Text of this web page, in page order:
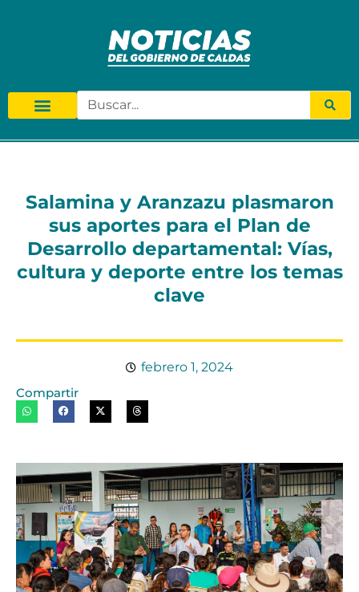
Salamina y Aranzazu plasmaron
sus aportes para el Plan de
Desarrollo departamental: Vías,
cultura y deporte entre los temas
clave
febrero 1, 2024
Compartir